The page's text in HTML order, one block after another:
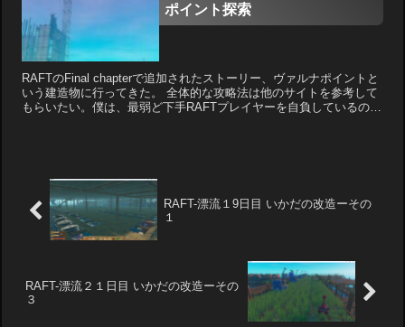
ポイント探索
RAFTのFinal chapterで追加されたストーリー、ヴァルナポイントと
いう建造物に行ってきた。 全体的な攻略法は他のサイトを参考して
もらいたい。僕は、最弱ど下手RAFTプレイヤーを自負しているの
RAFT-漂流１9日目 いかだの改造ーその
１
RAFT-漂流２１日目 いかだの改造ーその
３